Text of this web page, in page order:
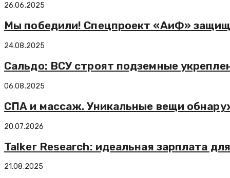
26.06.2025
Мы победили! Спецпроект «АиФ»
24.08.2025
Сальдо: ВСУ строят подземные
06.08.2025
СПА и массаж. Уникальные вещи
20.07.2026
Talker Research: идеальная зарплата
21.08.2025